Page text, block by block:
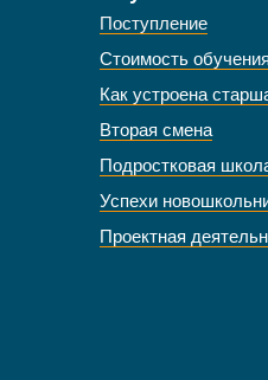
Поступление
Стоимость
Как устроена
Вторая смена
Подростковая
Успехи
Проектная